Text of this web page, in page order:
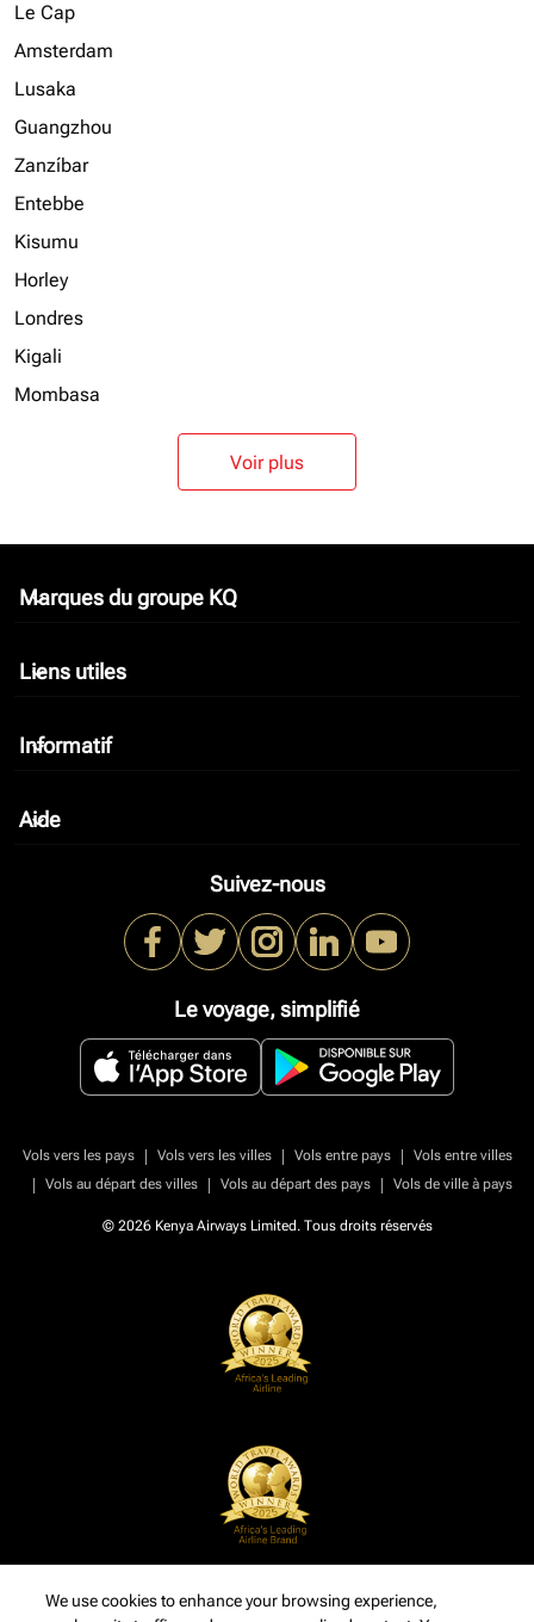
Le Cap
Amsterdam
Lusaka
Guangzhou
Zanzíbar
Entebbe
Kisumu
Horley
Londres
Kigali
Mombasa
Voir plus
Marques du groupe KQ
keyboard_arrow_down
Liens utiles
keyboard_arrow_down
Informatif
keyboard_arrow_down
Aide
keyboard_arrow_down
Suivez-nous
Le voyage, simplifié
Vols vers les pays | Vols vers les villes | Vols entre pays |
Vols entre villes
|
Vols au départ des villes | Vols au départ des pays | Vols de ville à pays
© 2026 Kenya Airways Limited. Tous droits réservés
We use cookies to enhance your browsing experience,